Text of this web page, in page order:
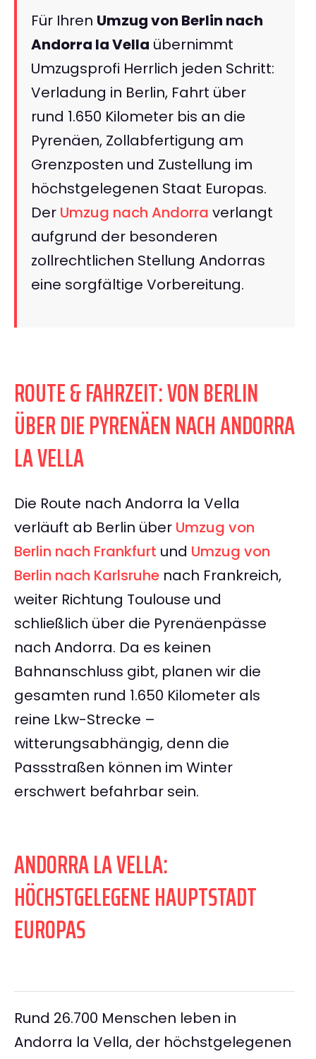
Für Ihren Umzug von Berlin nach
Andorra la Vella übernimmt
Umzugsprofi Herrlich jeden Schritt:
Verladung in Berlin, Fahrt über
rund 1.650 Kilometer bis an die
Pyrenäen, Zollabfertigung am
Grenzposten und Zustellung im
höchstgelegenen Staat Europas.
Der Umzug nach Andorra verlangt
aufgrund der besonderen
zollrechtlichen Stellung Andorras
eine sorgfältige Vorbereitung.
ROUTE & FAHRZEIT: VON BERLIN
ÜBER DIE PYRENÄEN NACH ANDORRA
LA VELLA
Die Route nach Andorra la Vella
verläuft ab Berlin über Umzug von
Berlin nach Frankfurt und Umzug von
Berlin nach Karlsruhe nach Frankreich,
weiter Richtung Toulouse und
schließlich über die Pyrenäenpässe
nach Andorra. Da es keinen
Bahnanschluss gibt, planen wir die
gesamten rund 1.650 Kilometer als
reine Lkw-Strecke –
witterungsabhängig, denn die
Passstraßen können im Winter
erschwert befahrbar sein.
ANDORRA LA VELLA:
HÖCHSTGELEGENE HAUPTSTADT
EUROPAS
Rund 26.700 Menschen leben in
Andorra la Vella, der höchstgelegenen